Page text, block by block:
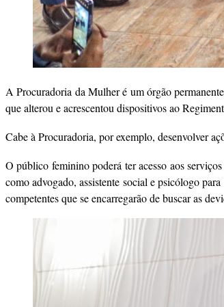
A Procuradoria da Mulher é um órgão
que alterou e acrescentou dispositivos ao
Cabe à Procuradoria, por exemplo, desenvolver
O público feminino poderá ter acesso aos
como advogado, assistente social e psicólogo
competentes que se encarregarão de buscar as